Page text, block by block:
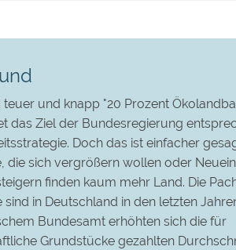
teuer und knapp "20 Prozent
das Ziel der Bundesregierung
Doch das ist einfacher
die sich vergrößern wollen oder
finden kaum mehr Land. Die
sind in Deutschland in den letzten
Bundesamt erhöhten sich die für
Grundstücke gezahlten